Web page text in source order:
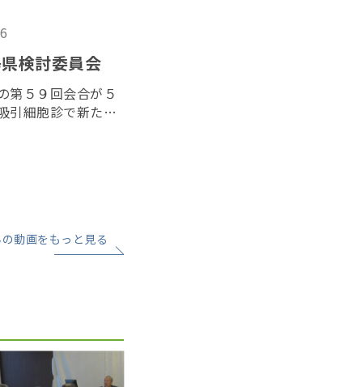
検討委員会
第５９回会合が５
引細胞診で新たに
動画をもっと見る